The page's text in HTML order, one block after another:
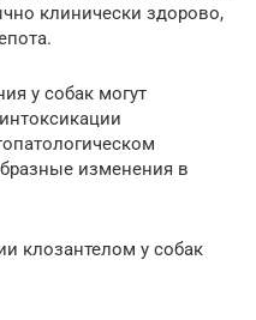
клинически здорово,
у собак могут
изменения в
клозантелом у собак